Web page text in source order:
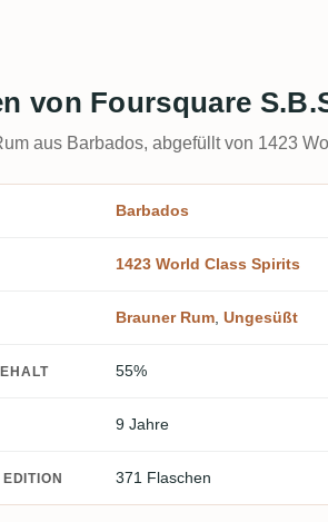
von Foursquare
aus Barbados, abgefüllt von 1423
Barbados
1423 World Class Spirits
Brauner Rum Ungesüßt
55%
9 Jahre
371 Flaschen